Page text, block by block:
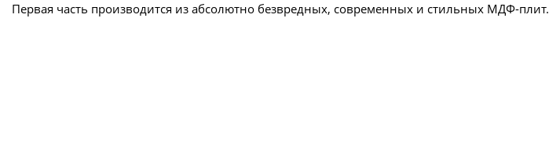
Первая часть производится из абсолютно безвредных, современных и стильных МДФ-плит.